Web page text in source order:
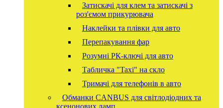
Затискачі для клем та затискачі з
роз'ємом прикурювача
Наклейки та плівки для авто
Перепакування фар
Розумні РК-ключі для авто
Табличка "Taxi" на скло
Тримачі для телефонів в авто
Обманки CANBUS для світлодіодних та
ксенонових ламп